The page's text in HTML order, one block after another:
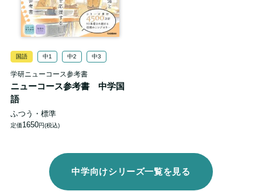
国語 中1 中2 中3
学研ニューコース参考書
ニューコース参考書 中学国
語
ふつう・標準
定価1650円(税込)
中学向けシリーズ一覧を見る